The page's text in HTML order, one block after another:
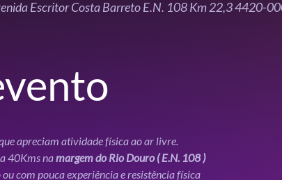
Escritor Costa Barreto E.N. 108 Km 22,3 4420-
40Kms na margem do Rio Douro ( E.N. 108 )